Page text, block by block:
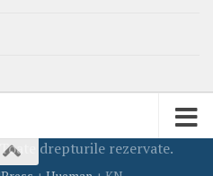
drepturile rezervate.